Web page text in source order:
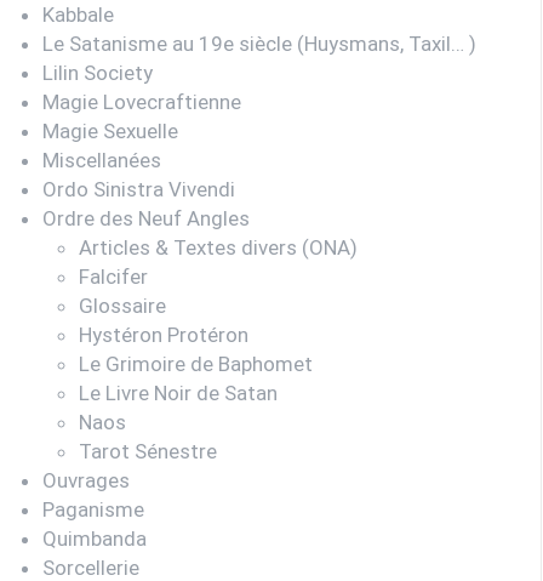
Kabbale
Le Satanisme au 19e siècle (Huysmans, Taxil… )
Lilin Society
Magie Lovecraftienne
Magie Sexuelle
Miscellanées
Ordo Sinistra Vivendi
Ordre des Neuf Angles
Articles & Textes divers (ONA)
Falcifer
Glossaire
Hystéron Protéron
Le Grimoire de Baphomet
Le Livre Noir de Satan
Naos
Tarot Sénestre
Ouvrages
Paganisme
Quimbanda
Sorcellerie